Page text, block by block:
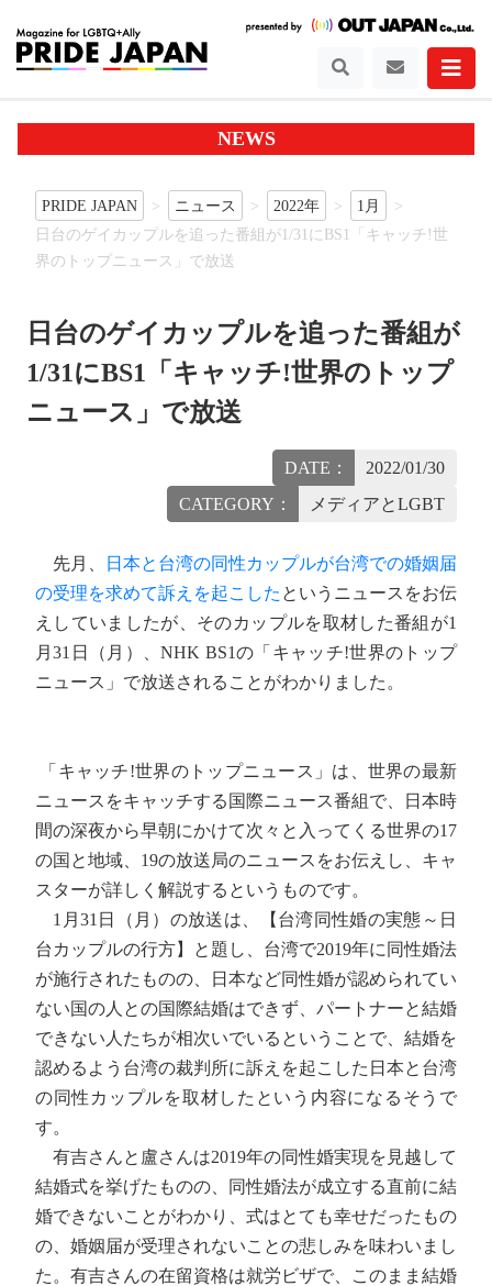
NEWS
PRIDE JAPAN ニュース 2022年
1月
日台のゲイカップルを追った番組が1/31にBS1「キャッチ!世
界のトップニュース」で放送
日台のゲイカップルを追った番組が
1/31にBS1「キャッチ!世界のトップ
ニュース」で放送
DATE：
2022/01/30
CATEGORY：
メディアとLGBT
先月、
日本と台湾の同性カップルが台湾での婚姻届
の受理を求めて訴えを起こした というニュースをお伝
えしていましたが、そのカップルを取材した番組が1
月31日（月）、NHK BS1の「キャッチ!世界のトップ
ニュース」で放送されることがわかりました。
「キャッチ!世界のトップニュース」は、世界の最新
ニュースをキャッチする国際ニュース番組で、日本時
間の深夜から早朝にかけて次々と入ってくる世界の17
の国と地域、19の放送局のニュースをお伝えし、キャ
スターが詳しく解説するというものです。
1月31日（月）の放送は、【台湾同性婚の実態～日
台カップルの行方】と題し、台湾で2019年に同性婚法
が施行されたものの、日本など同性婚が認められてい
ない国の人との国際結婚はできず、パートナーと結婚
できない人たちが相次いでいるということで、結婚を
認めるよう台湾の裁判所に訴えを起こした日本と台湾
の同性カップルを取材したという内容になるそうで
す。
有吉さんと盧さんは2019年の同性婚実現を見越して
結婚式を挙げたものの、同性婚法が成立する直前に結
婚できないことがわかり、式はとても幸せだったもの
の、婚姻届が受理されないことの悲しみを味わいまし
た。有吉さんの在留資格は就労ビザで、このまま結婚